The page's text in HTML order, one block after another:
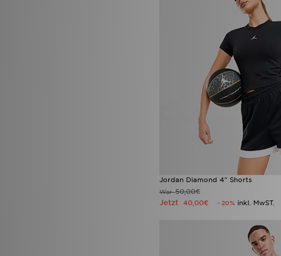
Jordan Diamond 4" Shorts
War50,00€
Jetzt 40,00€ - 20% inkl. MwST.